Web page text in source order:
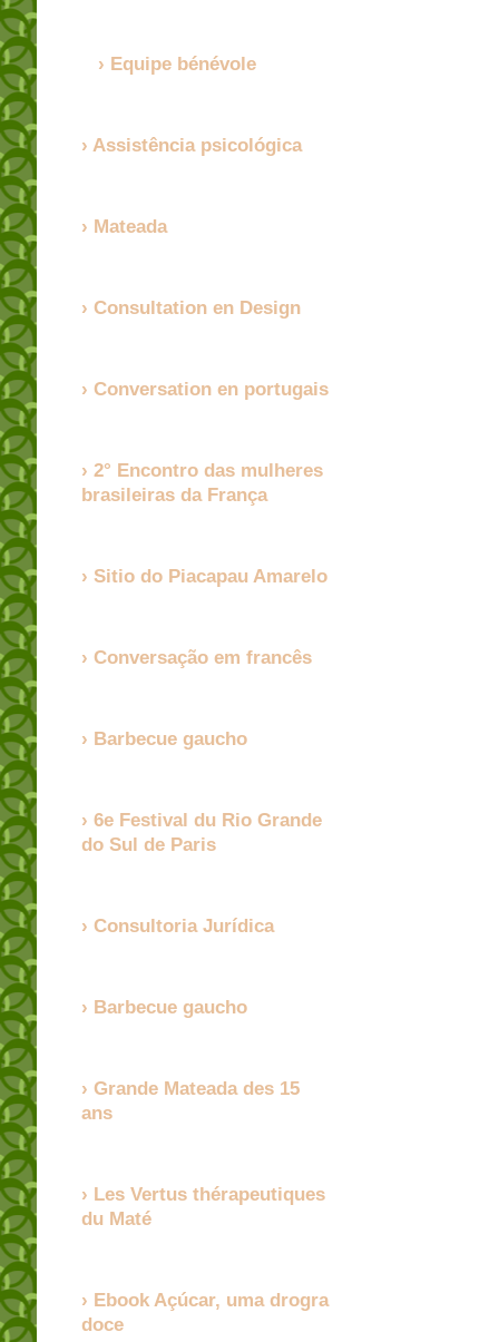
Equipe bénévole
Assistência psicológica
Mateada
Consultation en Design
Conversation en portugais
2° Encontro das mulheres
brasileiras da França
Sitio do Piacapau Amarelo
Conversação em francês
Barbecue gaucho
6e Festival du Rio Grande
do Sul de Paris
Consultoria Jurídica
Barbecue gaucho
Grande Mateada des 15
ans
Les Vertus thérapeutiques
du Maté
Ebook Açúcar, uma drogra
doce